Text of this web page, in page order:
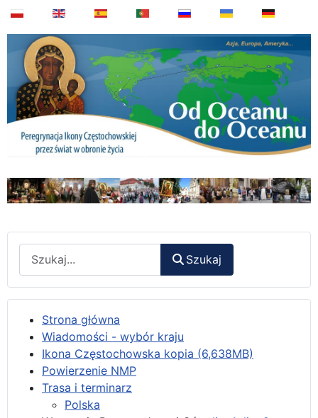
Szukaj
Strona główna
Wiadomości - wybór kraju
Ikona Częstochowska kopia (6,638MB)
Powierzenie NMP
Trasa i terminarz
Polska